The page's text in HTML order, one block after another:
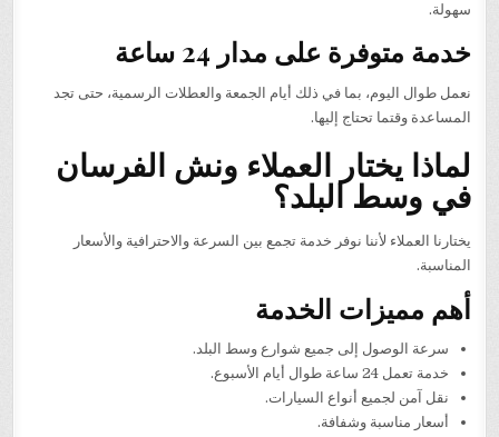
سهولة.
خدمة متوفرة على مدار 24 ساعة
نعمل طوال اليوم، بما في ذلك أيام الجمعة والعطلات الرسمية، حتى تجد
المساعدة وقتما تحتاج إليها.
لماذا يختار العملاء ونش الفرسان
في وسط البلد؟
يختارنا العملاء لأننا نوفر خدمة تجمع بين السرعة والاحترافية والأسعار
المناسبة.
أهم مميزات الخدمة
سرعة الوصول إلى جميع شوارع وسط البلد.
خدمة تعمل 24 ساعة طوال أيام الأسبوع.
نقل آمن لجميع أنواع السيارات.
أسعار مناسبة وشفافة.